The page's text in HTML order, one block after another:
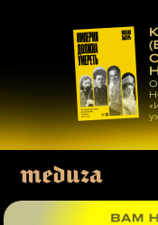
материалам